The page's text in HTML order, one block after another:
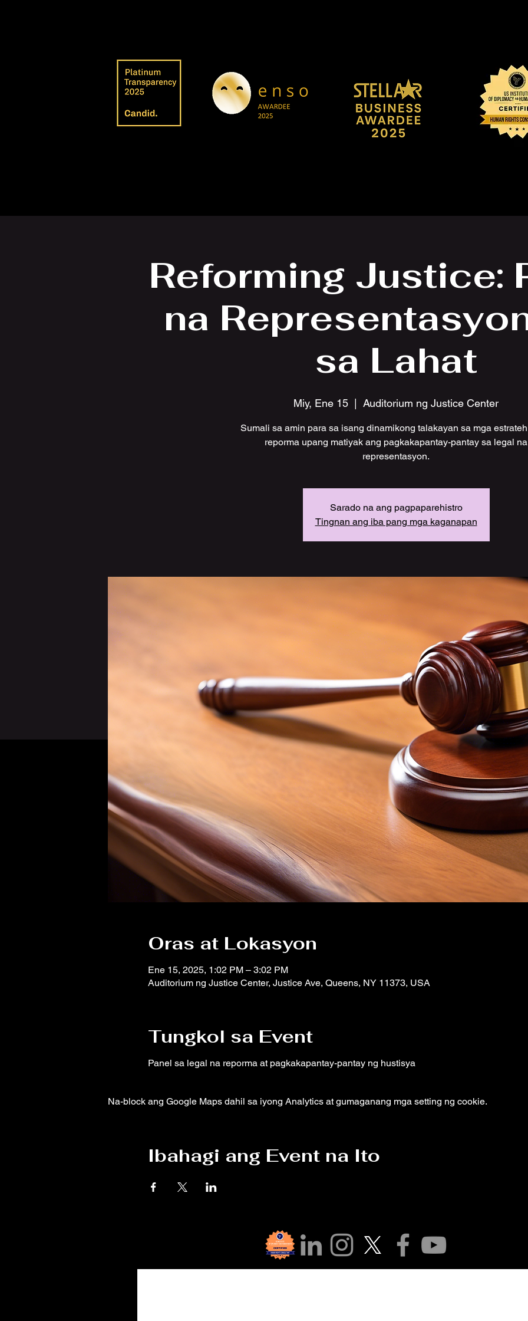
Reforming Justice:
na
sa Lahat
Miy, Ene 15 Auditorium ng Justice Center
Sumali sa amin para sa isang dinamikong talakayan sa mga
reporma upang matiyak ang pagkakapantay-pantay sa legal na
representasyon.
Sarado na ang pagpaparehistro
Tingnan ang iba pang mga kaganapan
Oras at Lokasyon
Ene 15, 2025, 1:02 PM – 3:02 PM
Auditorium ng Justice Center, Justice Ave, Queens, NY 11373, USA
Tungkol sa Event
Panel sa legal na reporma at pagkakapantay-pantay ng hustisya
Na-block ang Google Maps dahil sa iyong Analytics at gumaganang mga setting ng cookie.
Ibahagi ang Event na Ito